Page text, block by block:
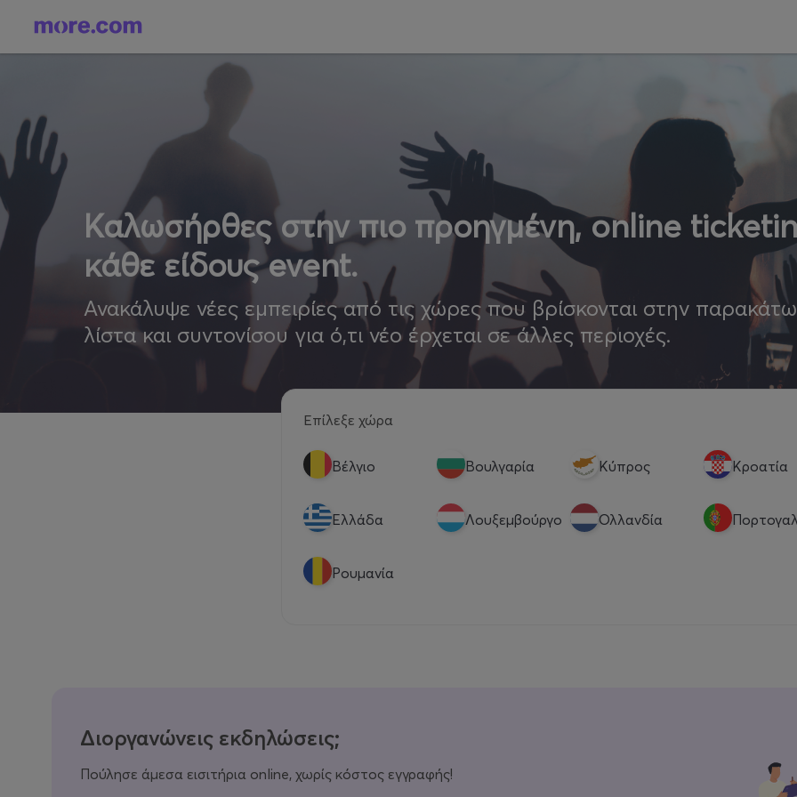
Καλωσήρθες στην πιο προηγμένη, online
κάθε είδους event.
Ανακάλυψε νέες εμπειρίες από τις χώρες που βρίσκονται στην παρακάτω
λίστα και συντονίσου για ό,τι νέο έρχεται σε άλλες περιοχές.
Επίλεξε χώρα
Βέλγιο Βουλγαρία Κύπρος Κροατία
Eλλάδα Λουξεμβούργο Ολλανδία
Ρουμανία
Διοργανώνεις εκδηλώσεις;
Πούλησε άμεσα εισιτήρια online, χωρίς κόστος εγγραφής!